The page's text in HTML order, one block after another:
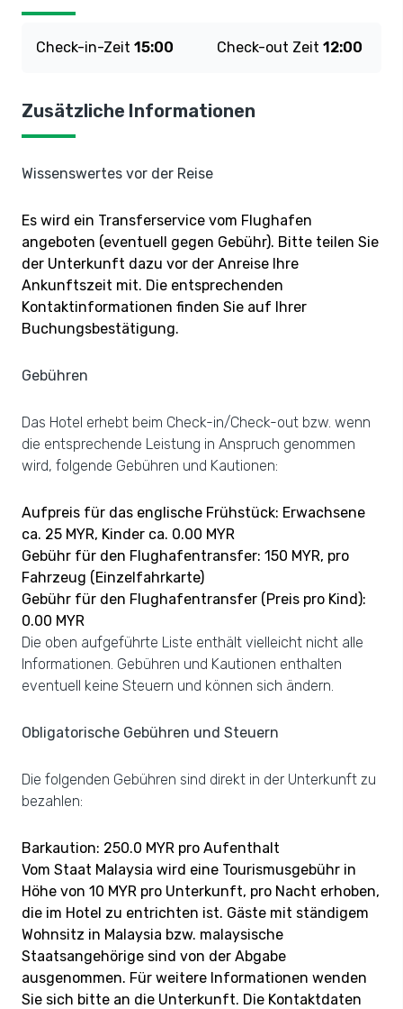
Check-in-Zeit 15:00 Check-out Zeit 12:00
Zusätzliche Informationen
Wissenswertes vor der Reise
Es wird ein Transferservice vom Flughafen
angeboten (eventuell gegen Gebühr). Bitte teilen Sie
der Unterkunft dazu vor der Anreise Ihre
Ankunftszeit mit. Die entsprechenden
Kontaktinformationen finden Sie auf Ihrer
Buchungsbestätigung.
Gebühren
Das Hotel erhebt beim Check-in/Check-out bzw. wenn
die entsprechende Leistung in Anspruch genommen
wird, folgende Gebühren und Kautionen:
Aufpreis für das englische Frühstück: Erwachsene
ca. 25 MYR, Kinder ca. 0.00 MYR
Gebühr für den Flughafentransfer: 150 MYR, pro
Fahrzeug (Einzelfahrkarte)
Gebühr für den Flughafentransfer (Preis pro Kind):
0.00 MYR
Die oben aufgeführte Liste enthält vielleicht nicht alle
Informationen. Gebühren und Kautionen enthalten
eventuell keine Steuern und können sich ändern.
Obligatorische Gebühren und Steuern
Die folgenden Gebühren sind direkt in der Unterkunft zu
bezahlen:
Barkaution: 250.0 MYR pro Aufenthalt
Vom Staat Malaysia wird eine Tourismusgebühr in
Höhe von 10 MYR pro Unterkunft, pro Nacht erhoben,
die im Hotel zu entrichten ist. Gäste mit ständigem
Wohnsitz in Malaysia bzw. malaysische
Staatsangehörige sind von der Abgabe
ausgenommen. Für weitere Informationen wenden
Sie sich bitte an die Unterkunft. Die Kontaktdaten